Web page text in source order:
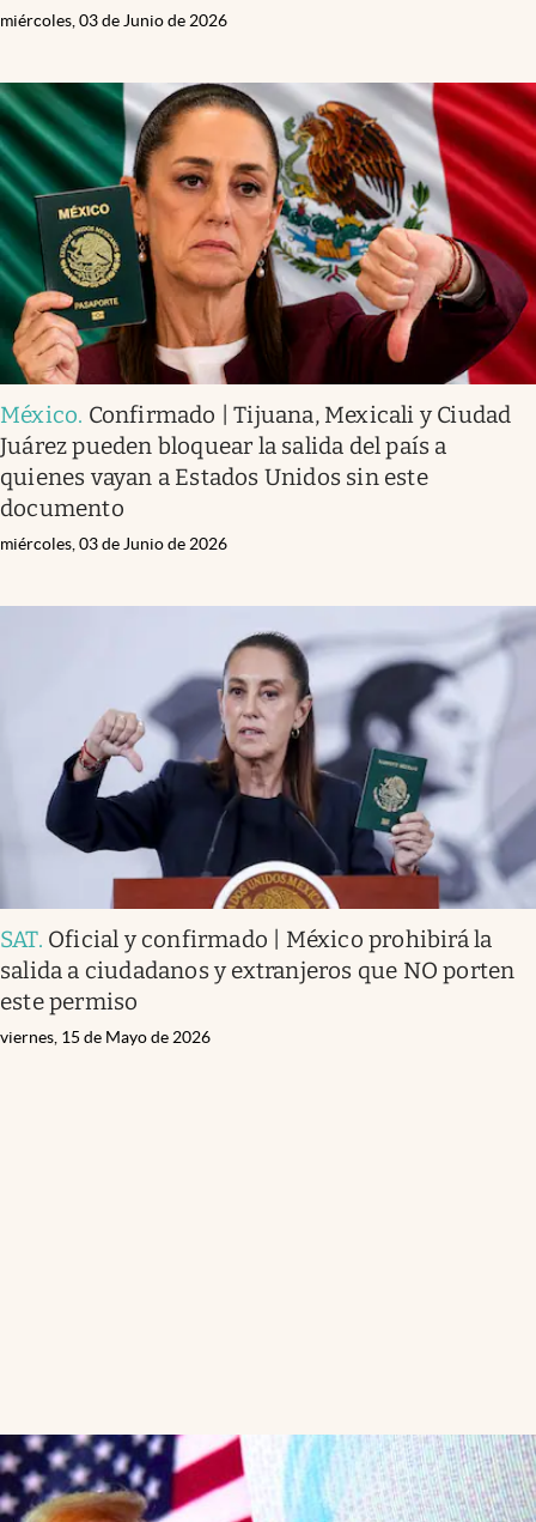
miércoles, 03 de Junio de 2026
México. Confirmado | Tijuana, Mexicali y Ciudad
Juárez pueden bloquear la salida del país a
quienes vayan a Estados Unidos sin este
documento
miércoles, 03 de Junio de 2026
SAT. Oficial y confirmado | México prohibirá la
salida a ciudadanos y extranjeros que NO porten
este permiso
viernes, 15 de Mayo de 2026